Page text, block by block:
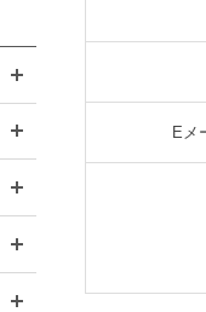
Eメ